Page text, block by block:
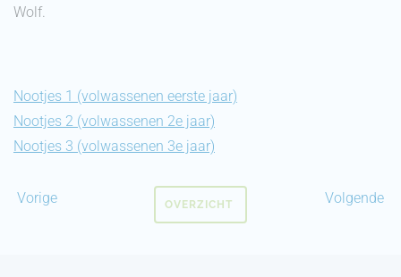
Wolf.
Nootjes 1 (volwassenen eerste jaar)
Nootjes 2 (volwassenen 2e jaar)
Nootjes 3 (volwassenen 3e jaar)
Vorige Volgende
OVERZICHT